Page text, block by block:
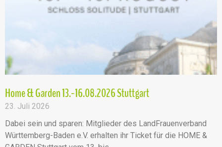
Home & Garden 13.-16.08.2026 Stuttgart
23. Juli 2026
Dabei sein und sparen: Mitglieder des LandFrauenverband
Württemberg-Baden e.V. erhalten ihr Ticket für die HOME &